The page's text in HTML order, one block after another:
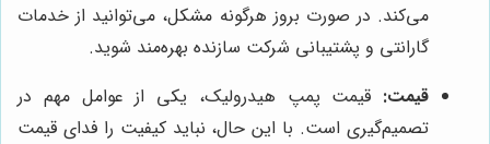
می‌کند. در صورت بروز هرگونه مشکل، می‌توانید از خدمات
گارانتی و پشتیبانی شرکت سازنده بهره‌مند شوید.
قیمت: قیمت پمپ هیدرولیک، یکی از عوامل مهم در
تصمیم‌گیری است. با این حال، نباید کیفیت را فدای قیمت